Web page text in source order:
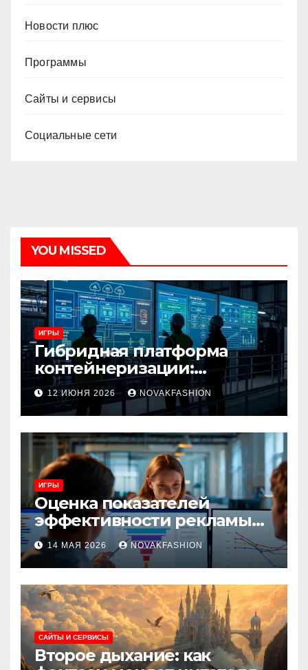
Новости плюс
Программы
Сайты и сервисы
Социальные сети
YOU MISSED
ИГРЫ
Гибридная платформа
контейнеризации:
архитектура, особенности
и сценарии использования
12 ИЮНЯ 2026 NOVAKFASHION
ИГРЫ
Оценка показателей
эффективности рекламы
при атрибуции
множественных точек
касания
14 МАЯ 2026 NOVAKFASHION
САЙТЫ И СЕРВИСЫ
Второе дыхание: как